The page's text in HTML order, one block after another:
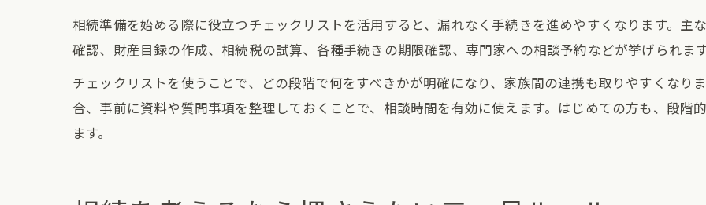
相続準備を始める際に役立つチェックリストを活用すると、漏れなく手続きを進めやすくなります。主
確認、財産目録の作成、相続税の試算、各種手続きの期限確認、専門家への相談予約などが挙げられます
チェックリストを使うことで、どの段階で何をすべきかが明確になり、家族間の連携も取りやすくなり
合、事前に資料や質問事項を整理しておくことで、相談時間を有効に使えます。はじめての方も、段階
ます。